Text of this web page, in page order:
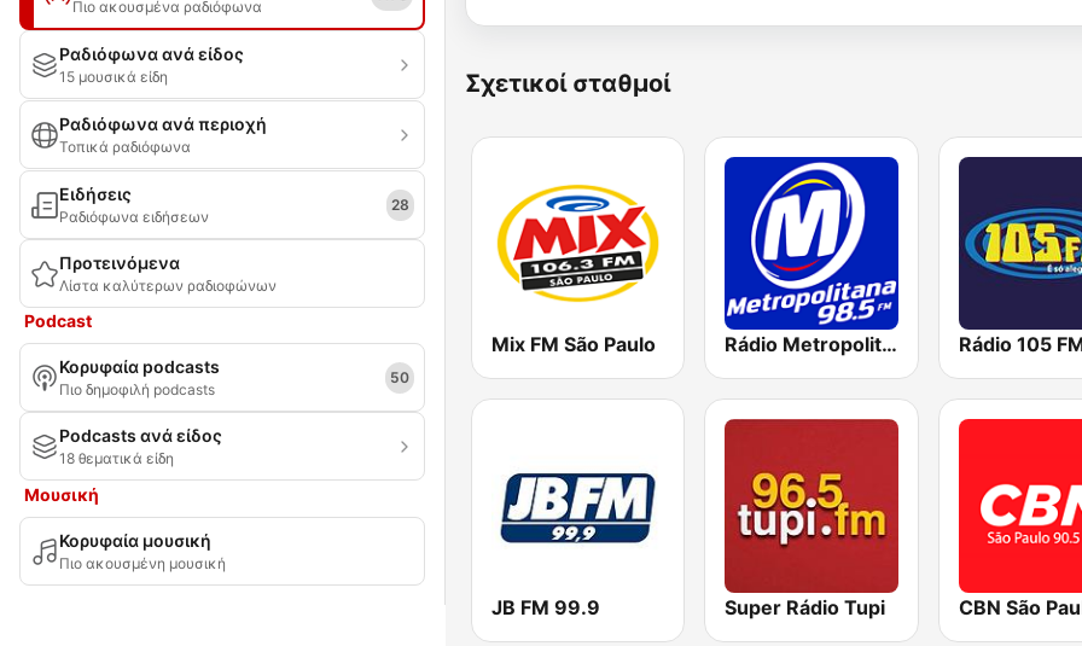
Πιο ακουσμένα ραδιόφωνα
Ραδιόφωνα ανά είδος
15 μουσικά είδη
Ραδιόφωνα ανά περιοχή
Τοπικά ραδιόφωνα
Ειδήσεις
Ραδιόφωνα ειδήσεων
28
Προτεινόμενα
Λίστα καλύτερων ραδιοφώνων
Podcast
Κορυφαία podcasts
Πιο δημοφιλή podcasts
50
Podcasts ανά είδος
18 θεματικά είδη
Μουσική
Κορυφαία μουσική
Πιο ακουσμένη μουσική
Σχετικοί σταθμοί
Mix FM São Paulo Rádio Metropolitana 98.5 FM Rádio 105
JB FM 99.9 Super Rádio Tupi CBN São